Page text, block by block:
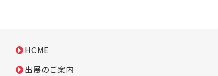
HOME
出展のご案内